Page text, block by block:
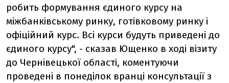
робить формування єдиного курсу на
міжбанківському ринку, готівковому ринку і
офіційний курс. Всі курси будуть приведені до
єдиного курсу", - сказав Ющенко в ході візиту
до Чернівецької області, коментуючи
проведені в понеділок вранці консультації з